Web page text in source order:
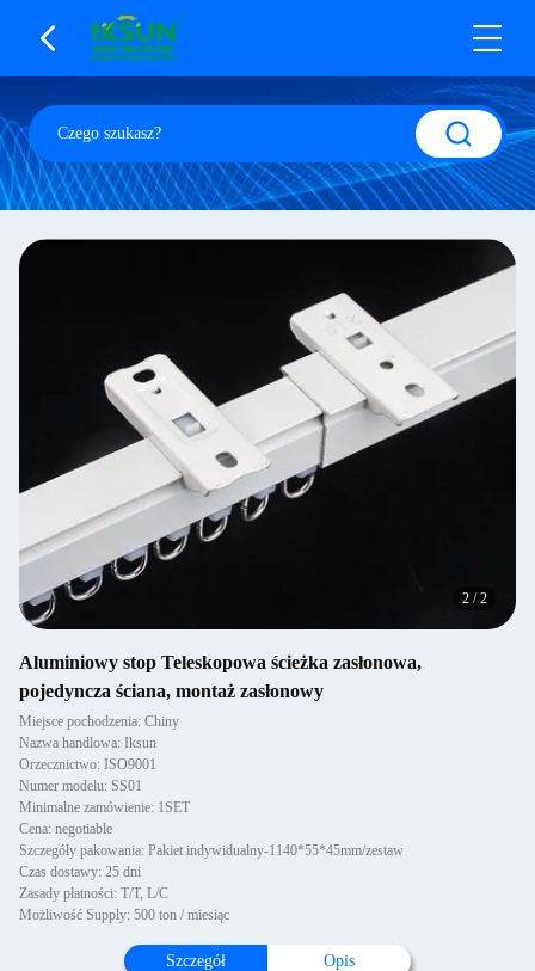
2 /2
Aluminiowy stop Teleskopowa ścieżka zasłonowa,
pojedyncza ściana, montaż zasłonowy
Miejsce pochodzenia: Chiny
Nazwa handlowa: Iksun
Orzecznictwo: ISO9001
Numer modelu: SS01
Minimalne zamówienie: 1SET
Cena: negotiable
Szczegóły pakowania: Pakiet indywidualny-1140*55*45mm/zestaw
Czas dostawy: 25 dni
Zasady płatności: T/T, L/C
Możliwość Supply: 500 ton / miesiąc
Szczegół Opis